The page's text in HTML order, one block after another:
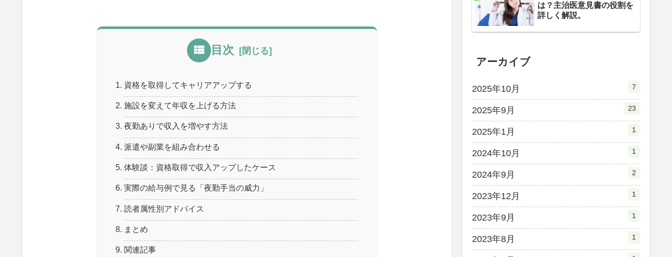
目次
資格を取得してキャリアアップする
施設を変えて年収を上げる方法
夜勤ありで収入を増やす方法
派遣や副業を組み合わせる
体験談：資格取得で収入アップしたケース
実際の給与例で見る「夜勤手当の威力」
読者属性別アドバイス
まとめ
関連記事
は？主治医意見書の役割を
詳しく解説。
アーカイブ
2025年10月 7
2025年9月 23
2025年1月 1
2024年10月 1
2024年9月 2
2023年12月 1
2023年9月 1
2023年8月 1